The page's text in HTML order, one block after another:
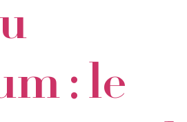
: le